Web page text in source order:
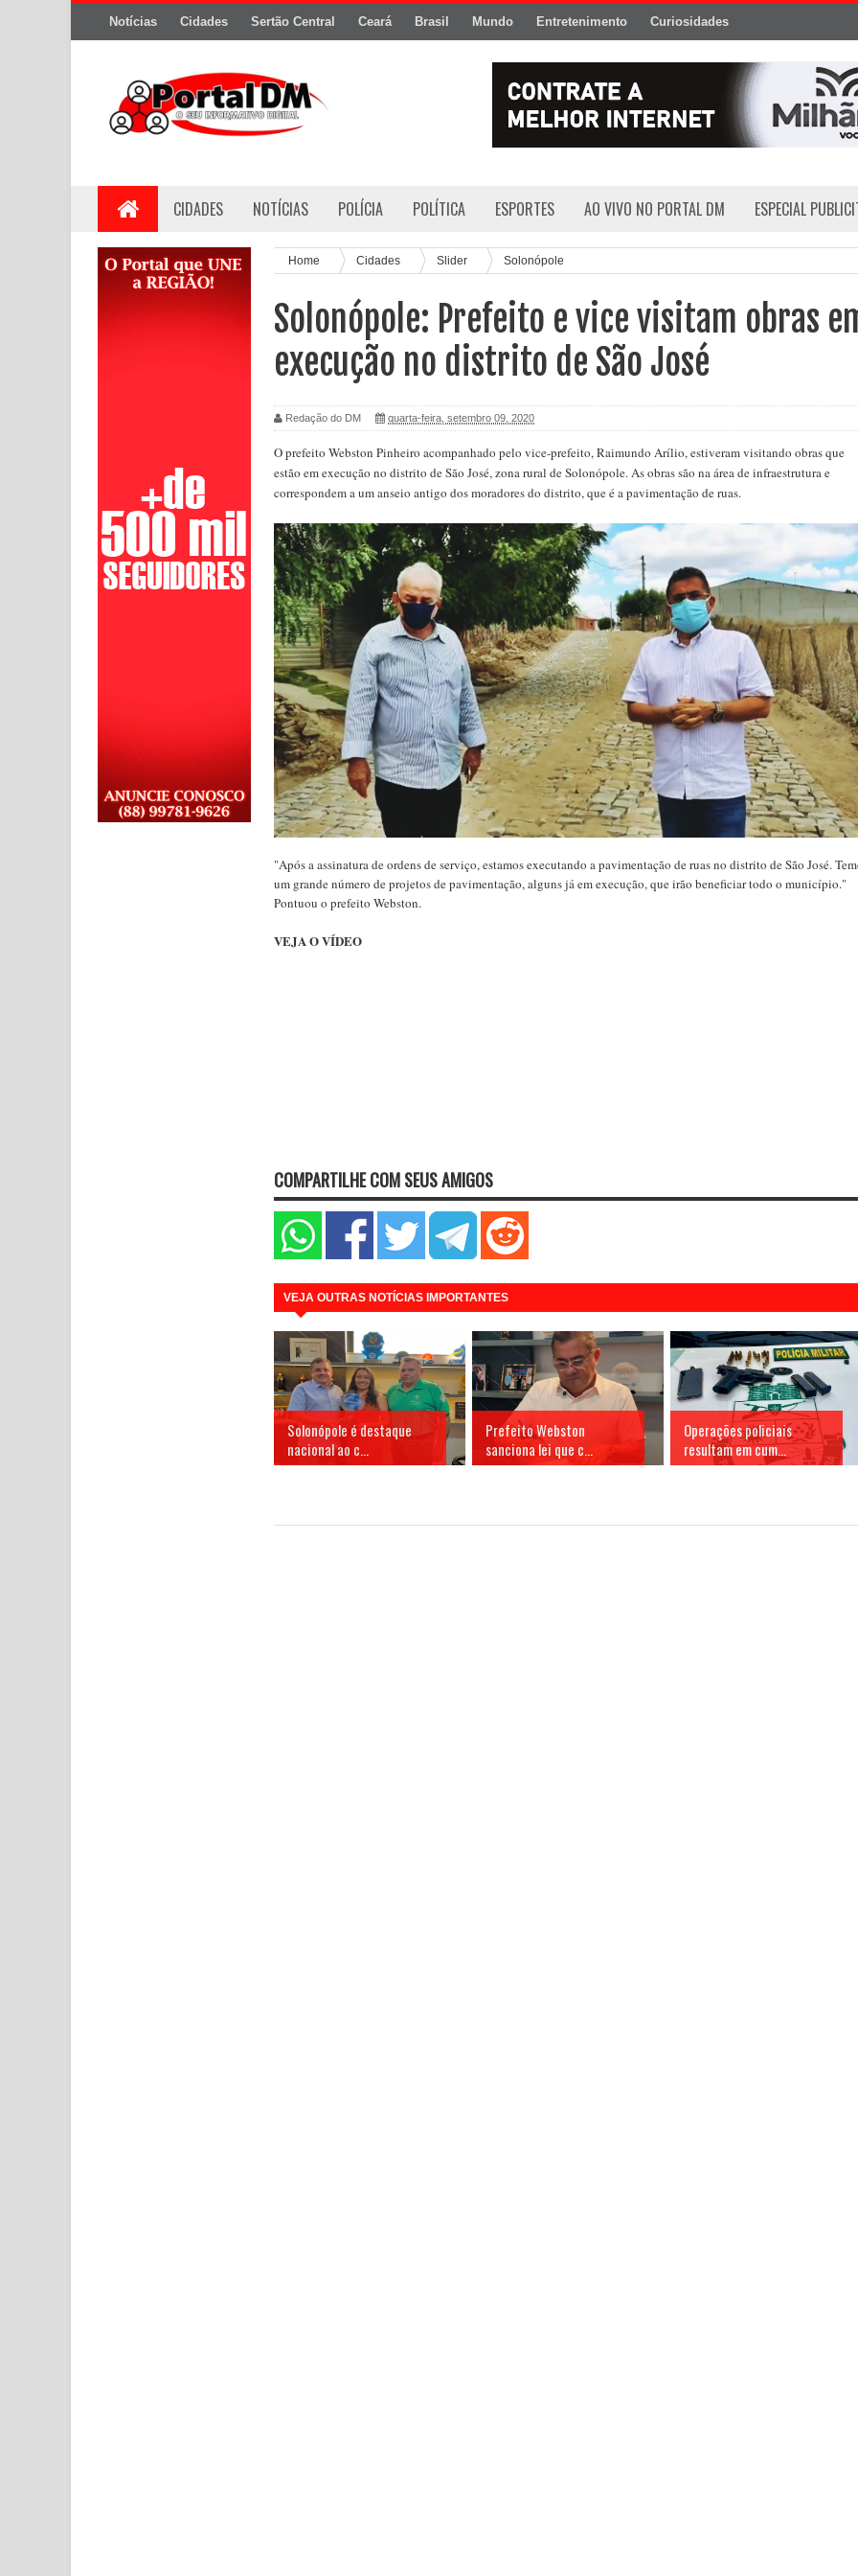
Notícias Cidades Sertão Central Ceará Brasil Mundo Entretenimento Curiosidades
CIDADES NOTÍCIAS POLÍCIA POLÍTICA ESPORTES AO VIVO NO PORTAL DM ESPECIAL
Home Cidades Slider Solonópole
Solonópole: Prefeito e vice visitam obras
execução no distrito de São José
Redação do DM quarta-feira, setembro 09, 2020
O prefeito Webston Pinheiro acompanhado pelo vice-prefeito, Raimundo Arílio, estiveram visitando obras que
estão em execução no distrito de São José, zona rural de Solonópole. As obras são na área de infraestrutura e
correspondem a um anseio antigo dos moradores do distrito, que é a pavimentação de ruas.
"Após a assinatura de ordens de serviço, estamos executando a pavimentação de ruas no distrito de São José.
um grande número de projetos de pavimentação, alguns já em execução, que irão beneficiar todo o município."
Pontuou o prefeito Webston.
VEJA O VÍDEO
COMPARTILHE COM SEUS AMIGOS
VEJA OUTRAS NOTÍCIAS IMPORTANTES
Solonópole é destaque
nacional ao c...
Prefeito Webston
sanciona lei que c...
Operações policiais
resultam em cum...